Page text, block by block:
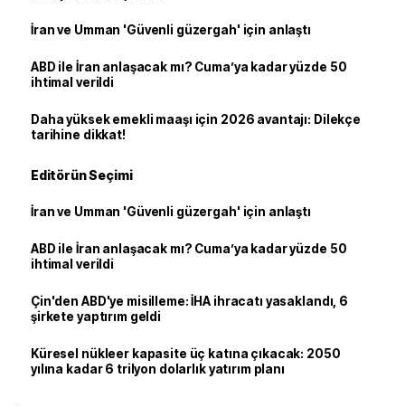
İran ve Umman 'Güvenli güzergah' için anlaştı
ABD ile İran anlaşacak mı? Cuma’ya kadar yüzde 50
ihtimal verildi
Daha yüksek emekli maaşı için 2026 avantajı: Dilekçe
tarihine dikkat!
Editörün Seçimi
İran ve Umman 'Güvenli güzergah' için anlaştı
ABD ile İran anlaşacak mı? Cuma’ya kadar yüzde 50
ihtimal verildi
Çin'den ABD'ye misilleme: İHA ihracatı yasaklandı, 6
şirkete yaptırım geldi
Küresel nükleer kapasite üç katına çıkacak: 2050
yılına kadar 6 trilyon dolarlık yatırım planı